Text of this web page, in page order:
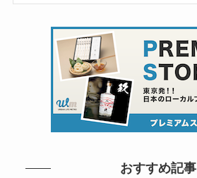
おすすめ記事